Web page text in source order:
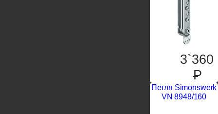
3`360
P
Петля Simonswerk
VN 8948/160